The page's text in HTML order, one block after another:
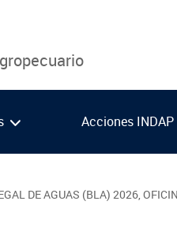
Acciones INDAP
DE AGUAS (BLA) 2026,